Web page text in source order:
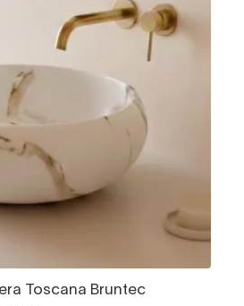
Toscana Bruntec